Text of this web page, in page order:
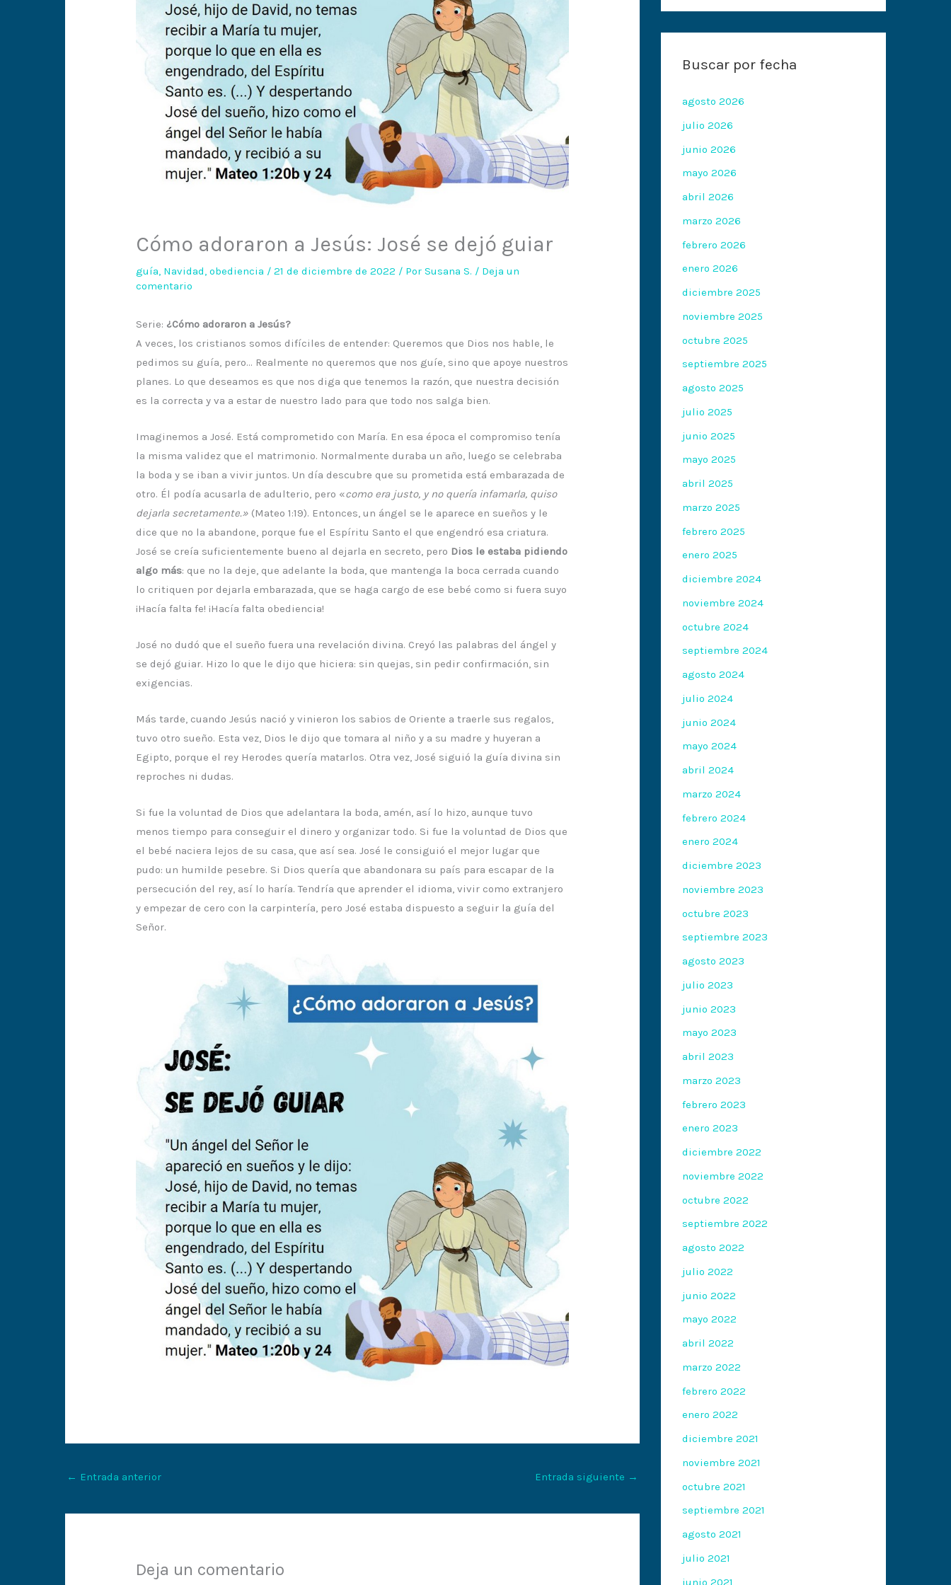
Cómo adoraron a Jesús: José se dejó guiar
guía, Navidad,obediencia /21 de diciembre de 2022 / PorSusana S. / Deja un
comentario
Serie: ¿Cómo adoraron a Jesús?
A veces, los cristianos somos difíciles de entender: Queremos que Dios nos hable, le
pedimos su guía, pero… Realmente no queremos que nos guíe, sino que apoye nuestros
planes. Lo que deseamos es que nos diga que tenemos la razón, que nuestra decisión
es la correcta y va a estar de nuestro lado para que todo nos salga bien.
Imaginemos a José. Está comprometido con María. En esa época el compromiso tenía
la misma validez que el matrimonio. Normalmente duraba un año, luego se celebraba
la boda y se iban a vivir juntos. Un día descubre que su prometida está embarazada de
otro. Él podía acusarla de adulterio, pero «como era justo, y no quería infamarla, quiso
dejarla secretamente.» (Mateo 1:19). Entonces, un ángel se le aparece en sueños y le
dice que no la abandone, porque fue el Espíritu Santo el que engendró esa criatura.
José se creía suficientemente bueno al dejarla en secreto, pero Dios le estaba pidiendo
algo más: que no la deje, que adelante la boda, que mantenga la boca cerrada cuando
lo critiquen por dejarla embarazada, que se haga cargo de ese bebé como si fuera suyo
¡Hacía falta fe! ¡Hacía falta obediencia!
José no dudó que el sueño fuera una revelación divina. Creyó las palabras del ángel y
se dejó guiar. Hizo lo que le dijo que hiciera: sin quejas, sin pedir confirmación, sin
exigencias.
Más tarde, cuando Jesús nació y vinieron los sabios de Oriente a traerle sus regalos,
tuvo otro sueño. Esta vez, Dios le dijo que tomara al niño y a su madre y huyeran a
Egipto, porque el rey Herodes quería matarlos. Otra vez, José siguió la guía divina sin
reproches ni dudas.
Si fue la voluntad de Dios que adelantara la boda, amén, así lo hizo, aunque tuvo
menos tiempo para conseguir el dinero y organizar todo. Si fue la voluntad de Dios que
el bebé naciera lejos de su casa, que así sea. José le consiguió el mejor lugar que
pudo: un humilde pesebre. Si Dios quería que abandonara su país para escapar de la
persecución del rey, así lo haría. Tendría que aprender el idioma, vivir como extranjero
y empezar de cero con la carpintería, pero José estaba dispuesto a seguir la guía del
Señor.
← Entrada anterior Entrada siguiente →
Deja un comentario
Buscar por fecha
agosto 2026
julio 2026
junio 2026
mayo 2026
abril 2026
marzo 2026
febrero 2026
enero 2026
diciembre 2025
noviembre 2025
octubre 2025
septiembre 2025
agosto 2025
julio 2025
junio 2025
mayo 2025
abril 2025
marzo 2025
febrero 2025
enero 2025
diciembre 2024
noviembre 2024
octubre 2024
septiembre 2024
agosto 2024
julio 2024
junio 2024
mayo 2024
abril 2024
marzo 2024
febrero 2024
enero 2024
diciembre 2023
noviembre 2023
octubre 2023
septiembre 2023
agosto 2023
julio 2023
junio 2023
mayo 2023
abril 2023
marzo 2023
febrero 2023
enero 2023
diciembre 2022
noviembre 2022
octubre 2022
septiembre 2022
agosto 2022
julio 2022
junio 2022
mayo 2022
abril 2022
marzo 2022
febrero 2022
enero 2022
diciembre 2021
noviembre 2021
octubre 2021
septiembre 2021
agosto 2021
julio 2021
junio 2021